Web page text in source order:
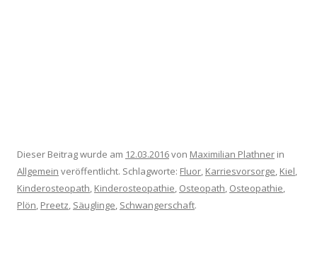
Dieser Beitrag wurde am 12.03.2016von Maximilian Plathner in
Allgemein veröffentlicht. Schlagworte: Fluor Karriesvorsorge Kiel
Kinderosteopath Kinderosteopathie Osteopath Osteopathie
Plön Preetz Säuglinge Schwangerschaft.